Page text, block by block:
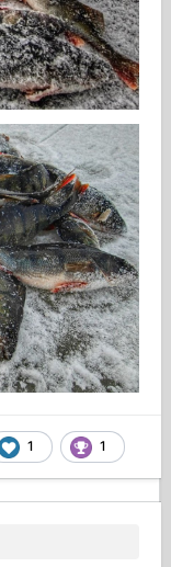
1 1